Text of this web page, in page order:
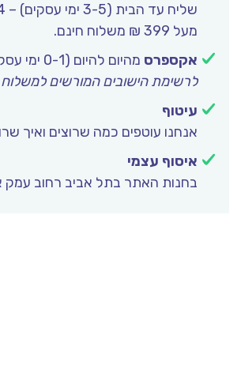
מעל 399 ₪ משלוח חינם.
אקספרס מהיום להיום (0-1 ימי עסקים) – 37 ₪.
לרשימת הישובים המורשים
עיטוף
אנחנו עוטפים כמה שרוצים ואיך
איסוף עצמי
בחנות האתר בתל אביב רחוב עמק